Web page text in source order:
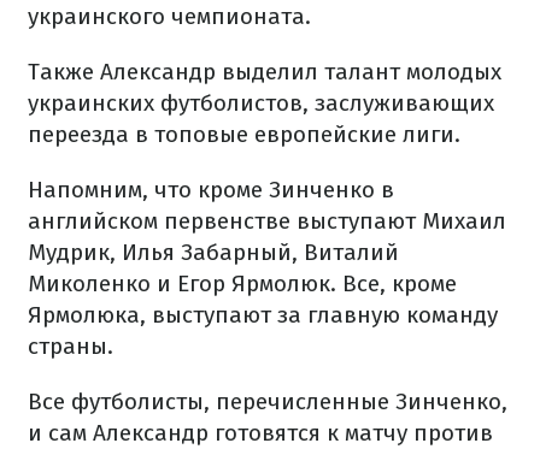
украинского чемпионата.
Также Александр выделил талант молодых
украинских футболистов, заслуживающих
переезда в топовые европейские лиги.
Напомним, что кроме Зинченко в
английском первенстве выступают Михаил
Мудрик, Илья Забарный, Виталий
Миколенко и Егор Ярмолюк. Все, кроме
Ярмолюка, выступают за главную команду
страны.
Все футболисты, перечисленные Зинченко,
и сам Александр готовятся к матчу против